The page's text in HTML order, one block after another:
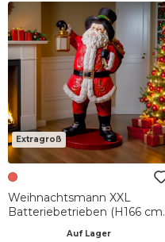
Extragroß
Weihnachtsmann XXL
Batteriebetrieben (H166 cm)
Auf Lager